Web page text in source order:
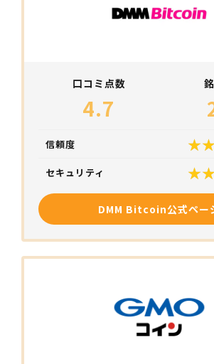
口コミ点数
4.7
信頼度
セキュリティ
DMM Bitcoin公式ペー